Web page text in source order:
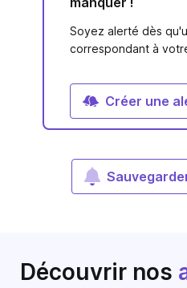
Soyez alerté dès
correspondant à
Créer une
Découvrir nos